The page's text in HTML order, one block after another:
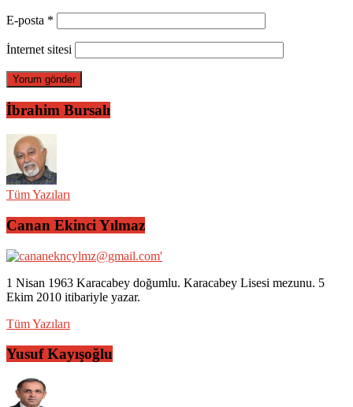
E-posta *
İnternet sitesi
İbrahim Bursalı
Tüm Yazıları
Canan Ekinci Yılmaz
1 Nisan 1963 Karacabey doğumlu. Karacabey Lisesi mezunu. 5
Ekim 2010 itibariyle yazar.
Tüm Yazıları
Yusuf Kayışoğlu